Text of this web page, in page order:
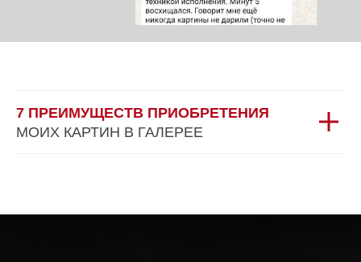
7 ПРЕИМУЩЕСТВ ПРИОБРЕТЕНИЯ
МОИХ КАРТИН В ГАЛЕРЕЕ